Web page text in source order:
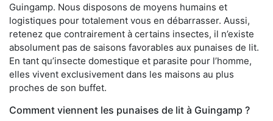
Guingamp. Nous disposons de moyens humains et
logistiques pour totalement vous en débarrasser. Aussi,
retenez que contrairement à certains insectes, il n’existe
absolument pas de saisons favorables aux punaises de lit.
En tant qu’insecte domestique et parasite pour l’homme,
elles vivent exclusivement dans les maisons au plus
proches de son buffet.
Comment viennent les punaises de lit à Guingamp ?